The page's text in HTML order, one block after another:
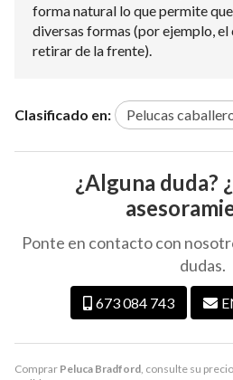
Comprar Peluca Bradford, consulte su
forma natural lo que permite
diversas formas (por ejemplo, el
retirar de la frente).
Clasificado en: Pelucas
¿Alguna duda?
Ponte en contacto con
dudas.
673 084 743